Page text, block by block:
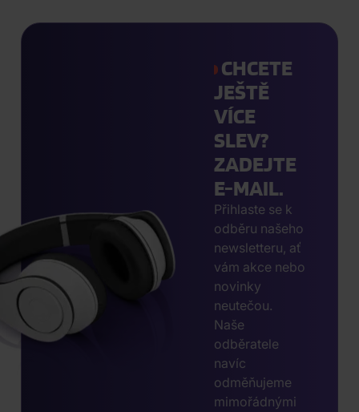
CHCETE
JEŠTĚ
VÍCE
SLEV?
ZADEJTE
E-MAIL.
Přihlaste se k
odběru našeho
newsletteru, ať
vám akce nebo
novinky
neutečou.
Naše
odběratele
navíc
odměňujeme
mimořádnými